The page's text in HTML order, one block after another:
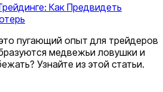
Как Предвидеть
пугающий опыт для трейдеров
медвежьи ловушки и
Узнайте из этой статьи.